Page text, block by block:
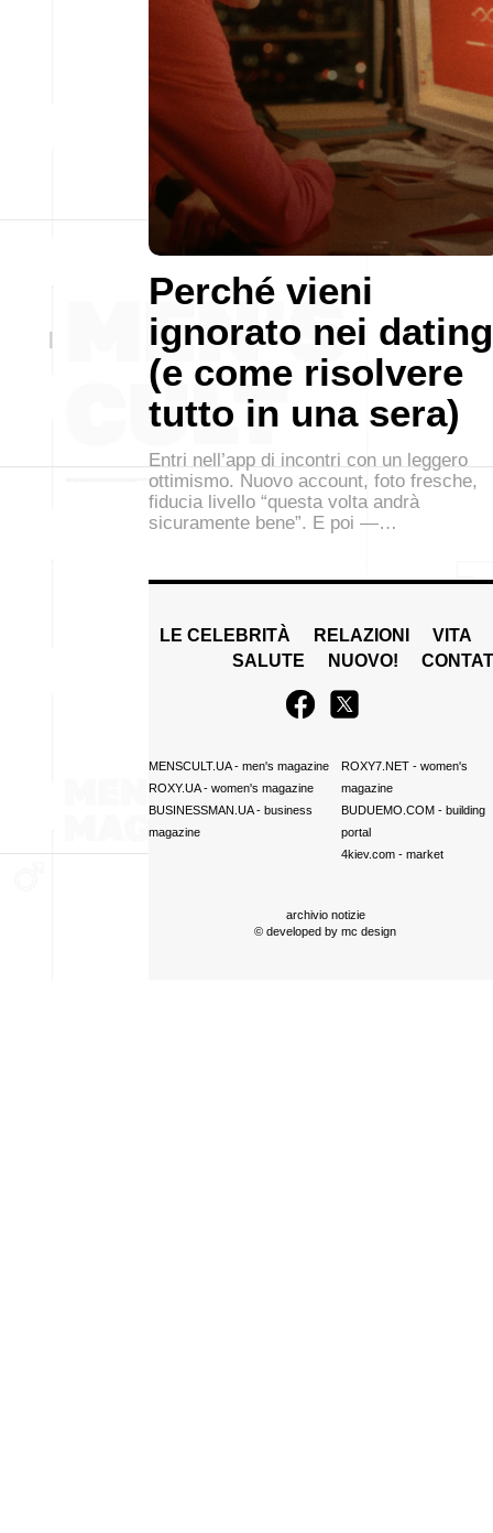
Perché vieni
ignorato nei dating
(e come risolvere
tutto in una sera)
Entri nell’app di incontri con un leggero
ottimismo. Nuovo account, foto fresche,
fiducia livello “questa volta andrà
sicuramente bene”. E poi —…
LE CELEBRITÀ RELAZIONI
VITA
SALUTE
NUOVO!
MENSCULT.UA- men's magazine
ROXY.UA- women's magazine
BUSINESSMAN.UA- business
magazine
ROXY7.NET- women's
magazine
BUDUEMO.COM- building
portal
4kiev.com- market
archivio notizie
© developed by mc design